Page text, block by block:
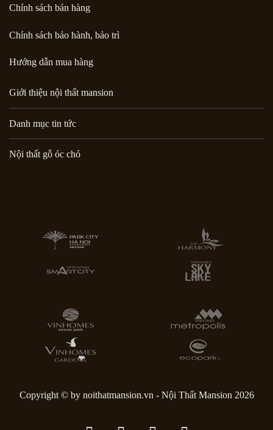
Chính sách bán hàng
Chính sách bảo hành, bảo trì
Hướng dẫn mua hàng
Giới thiệu nội thất mansion
Danh mục tin tức
Nội thất gỗ óc chó
Copyright © by noithatmansion.vn - Nội Thất Mansion 2026